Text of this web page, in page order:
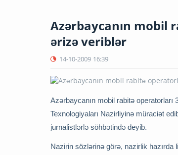
Azərbaycanın mobil
ərizə veriblər
14-10-2009 16:39
Azərbaycanın mobil rabitə
Texnologiyaları Nazirliyinə müraciət
jurnalistlərlə söhbətində deyib.
Nazirin sözlərinə görə, nazirlik hazırda